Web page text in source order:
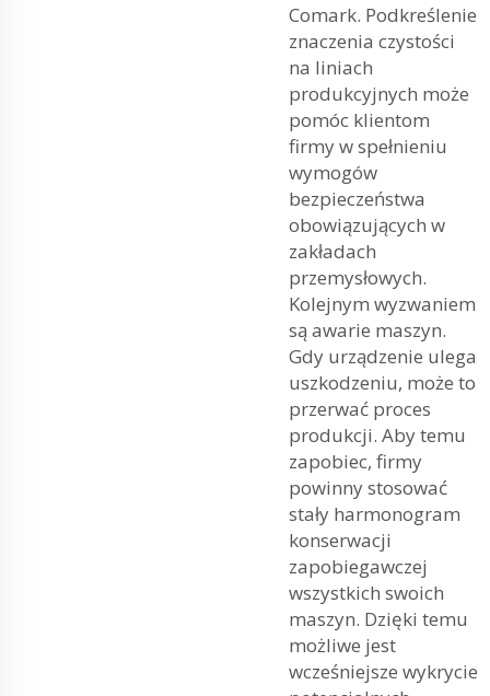
Comark. Podkreślenie
znaczenia czystości
na liniach
produkcyjnych może
pomóc klientom
firmy w spełnieniu
wymogów
bezpieczeństwa
obowiązujących w
zakładach
przemysłowych.
Kolejnym wyzwaniem
są awarie maszyn.
Gdy urządzenie ulega
uszkodzeniu, może to
przerwać proces
produkcji. Aby temu
zapobiec, firmy
powinny stosować
stały harmonogram
konserwacji
zapobiegawczej
wszystkich swoich
maszyn. Dzięki temu
możliwe jest
wcześniejsze wykrycie